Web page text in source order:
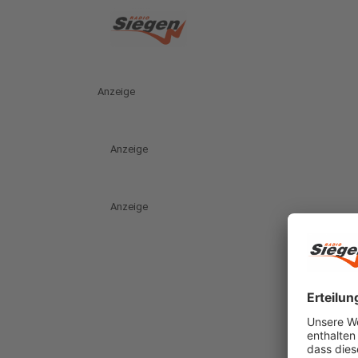
Anzeige
Anzeige
Anzeige